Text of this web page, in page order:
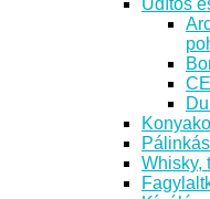
Whisky,